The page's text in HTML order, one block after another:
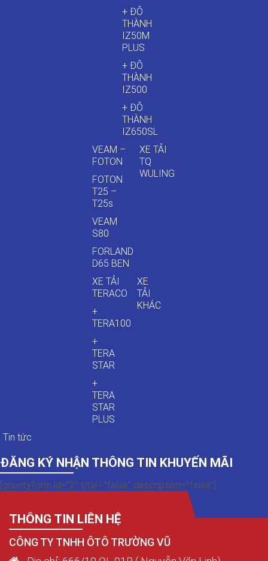
+ ĐÔ
THÀNH
IZ50M
PLUS
+ ĐÔ
THÀNH
IZ500
+ ĐÔ
THÀNH
IZ650SL
VEAM –
FOTON
FOTON
T25 –
T25s
VEAM
S80
FORLAND
D65 BEN
XE TẢI
TQ
WULING
XE TẢI
TERACO
+
TERA100
+
TERA
STAR
+
TERA
STAR
PLUS
XE
TẢI
KHÁC
Tin tức
ĐĂNG KÝ NHẬN THÔNG TIN KHUYẾN MÃI
[gravityform id="2" title="false" description="false"]
THÔNG TIN LIÊN HỆ
CÔNG TY TNHH ÔTÔ TRƯỜNG VŨ